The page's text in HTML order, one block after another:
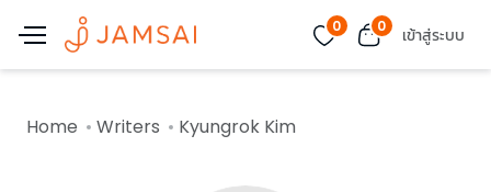
0 0 เข้าสู่ระบบ
Home Writers Kyungrok Kim